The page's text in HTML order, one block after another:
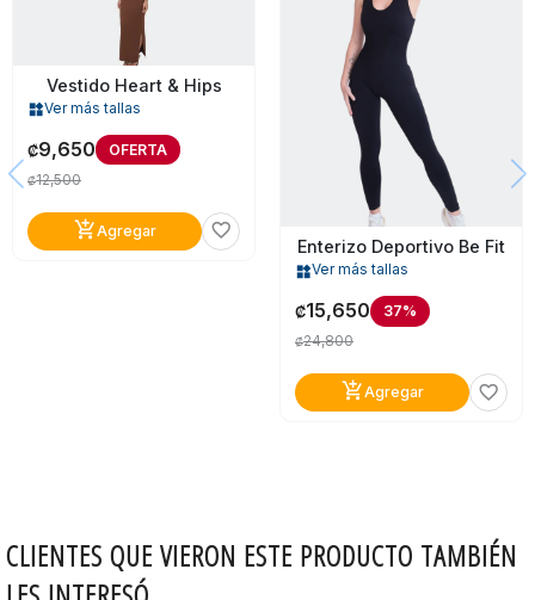
Vestido Heart & Hips
widgetsVer más tallas
₡9,650 OFERTA
₡12,500
add_shopping_cartAgregar favorite_border
Enterizo Deportivo Be Fit
widgetsVer más tallas
₡15,650 37%
₡24,800
add_shopping_cartAgregar favorite_border
CLIENTES QUE VIERON ESTE PRODUCTO TAMBIÉN